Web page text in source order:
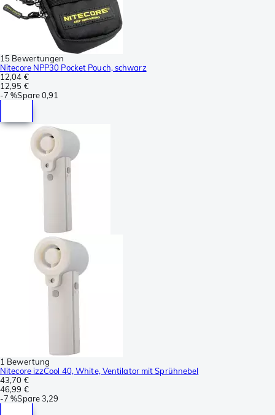
15 Bewertungen
Nitecore NPP30 Pocket Pouch, schwarz
12,04 €
12,95 €
-7 %Spare0,91
1 Bewertung
Nitecore izzCool 40, White, Ventilator mit Sprühnebel
43,70 €
46,99 €
-7 %Spare3,29